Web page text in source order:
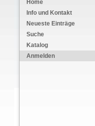
Home
Info und Kontakt
Neueste Einträge
Suche
Katalog
Anmelden